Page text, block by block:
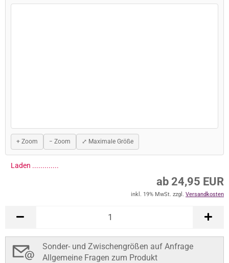
+ Zoom − Zoom ⤢ Maximale Größe
Laden ..............
ab 24,95 EUR
inkl. 19% MwSt. zzgl. Versandkosten
Sonder- und Zwischengrößen auf Anfrage
Allgemeine Fragen zum Produkt